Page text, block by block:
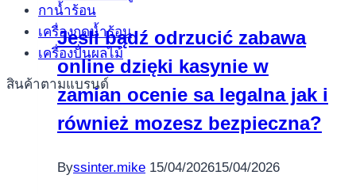
กาน้ำร้อน
เครื่องกดน้ำร้อน
เครื่องปั่นผลไม้
สินค้าตามแบรนด์
Freispiele
Jesli bądź odrzucić zabawa
online dzięki kasynie w
zamian ocenie sa legalna jak i
również mozesz bezpieczna?
Byssinter.mike 15/04/202615/04/2026